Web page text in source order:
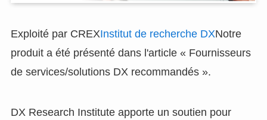
Exploité par CREXInstitut de recherche DXNotre
produit a été présenté dans l'article « Fournisseurs
de services/solutions DX recommandés ».
DX Research Institute apporte un soutien pour